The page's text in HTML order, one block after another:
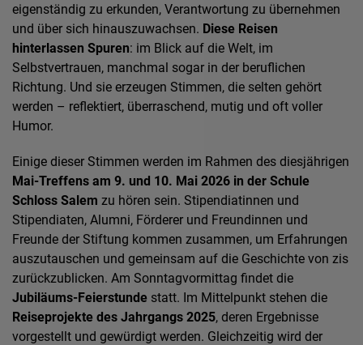
eigenständig zu erkunden, Verantwortung zu übernehmen
und über sich hinauszuwachsen. Diese Reisen
hinterlassen Spuren: im Blick auf die Welt, im
Selbstvertrauen, manchmal sogar in der beruflichen
Richtung. Und sie erzeugen Stimmen, die selten gehört
werden – reflektiert, überraschend, mutig und oft voller
Humor.
Einige dieser Stimmen werden im Rahmen des diesjährigen
Mai-Treffens am 9. und 10. Mai 2026 in der Schule
Schloss Salem zu hören sein. Stipendiatinnen und
Stipendiaten, Alumni, Förderer und Freundinnen und
Freunde der Stiftung kommen zusammen, um Erfahrungen
auszutauschen und gemeinsam auf die Geschichte von zis
zurückzublicken. Am Sonntagvormittag findet die
Jubiläums-Feierstunde statt. Im Mittelpunkt stehen die
Reiseprojekte des Jahrgangs 2025, deren Ergebnisse
vorgestellt und gewürdigt werden. Gleichzeitig wird der